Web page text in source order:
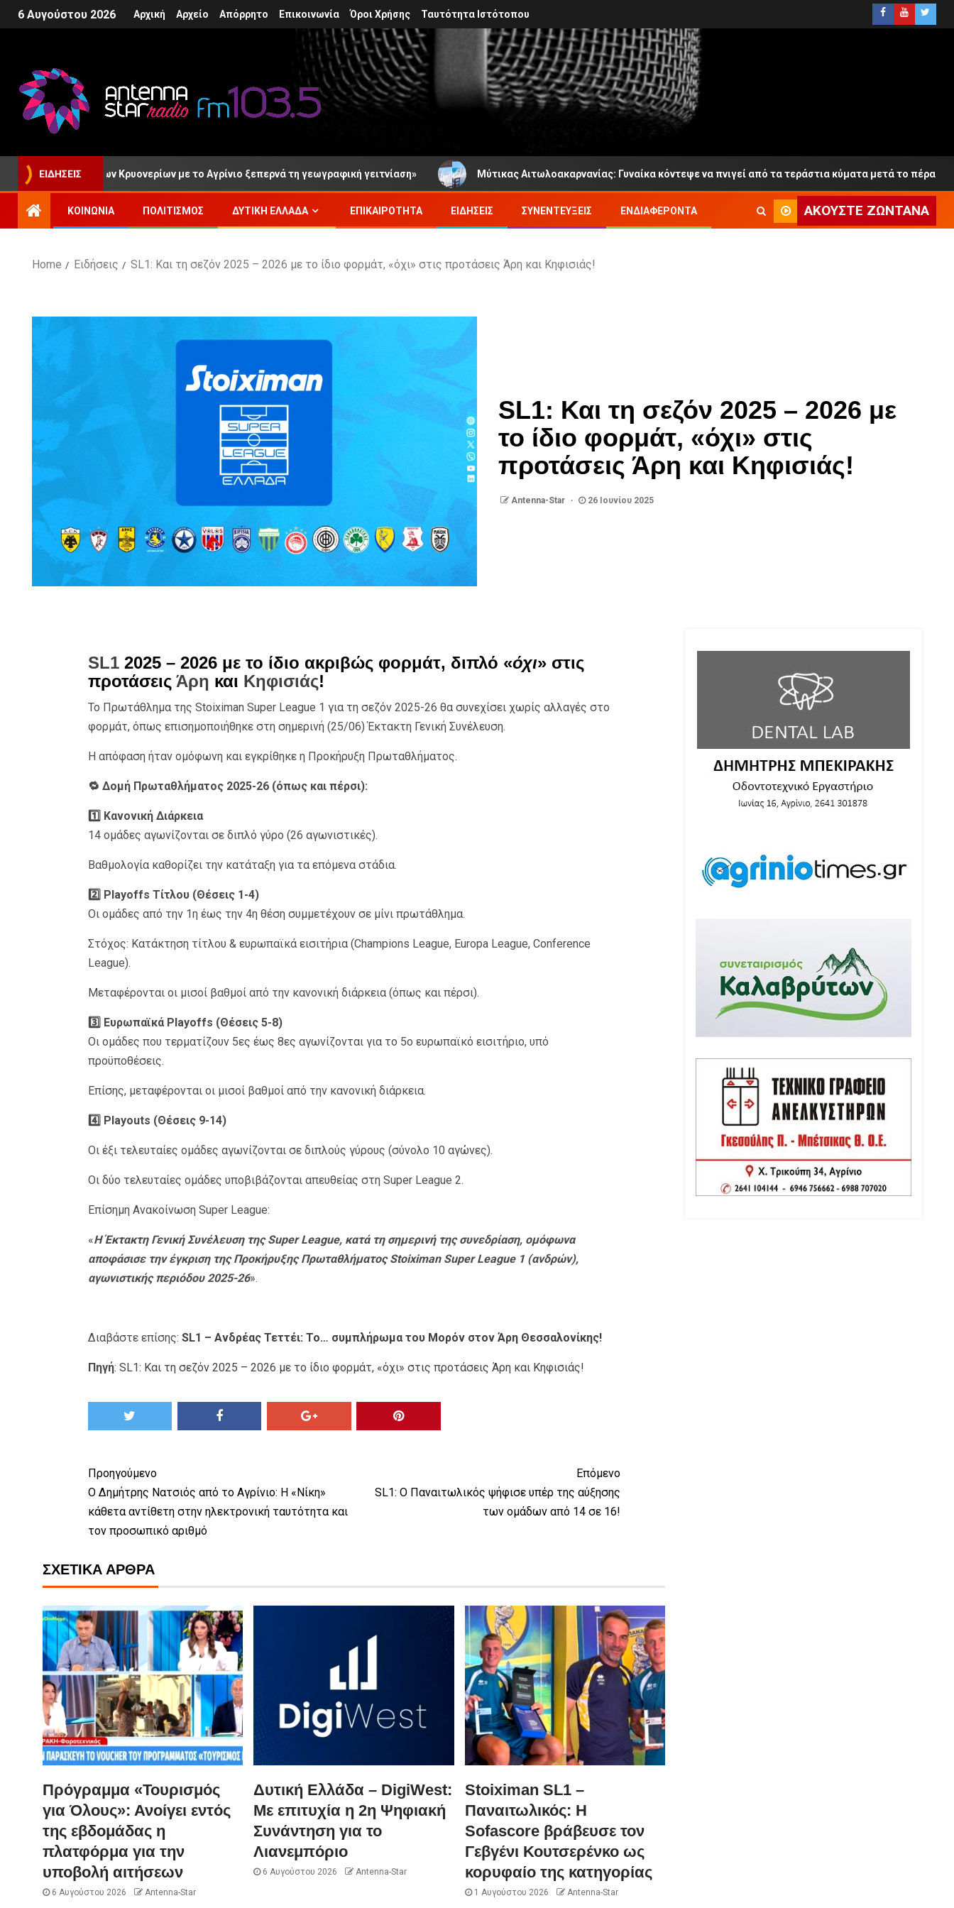
6 Αυγούστου 2026 Αρχική Αρχείο Απόρρητο Επικοινωνία Όροι Χρήσης Ταυτότητα Ιστότοπου
ΕΙΔΉΣΕΙΣ
σχέση των Κρυονερίων με το Αγρίνιο ξεπερνά τη γεωγραφική γειτνίαση» Μύτικας Αιτωλοακαρνανίας: Γυναίκα κόντεψε να πνιγεί από τα τεράστια κύματα μετά το πέρασμα
ΚΟΙΝΩΝΊΑ ΠΟΛΙΤΙΣΜΌΣ ΔΥΤΙΚΉ ΕΛΛΆΔΑ ΕΠΙΚΑΙΡΌΤΗΤΑ ΕΙΔΉΣΕΙΣ ΣΥΝΕΝΤΕΎΞΕΙΣ ΕΝΔΙΑΦΈΡΟΝΤΑ ΑΚΟΎΣΤΕ ΖΩΝΤΑΝΆ
Home Ειδήσεις SL1: Και τη σεζόν 2025 – 2026 με το ίδιο φορμάτ, «όχι» στις προτάσεις Άρη και Κηφισιάς!
SL1: Και τη σεζόν 2025 – 2026 με
το ίδιο φορμάτ, «όχι» στις
προτάσεις Άρη και Κηφισιάς!
Antenna-Star 26 Ιουνίου 2025
SL12025 – 2026 με το ίδιο ακριβώς φορμάτ, διπλό «όχι» στις
προτάσεις Άρη και Κηφισιάς!
Το Πρωτάθλημα της Stoiximan Super League 1 για τη σεζόν 2025-26 θα συνεχίσει χωρίς αλλαγές στο
φορμάτ, όπως επισημοποιήθηκε στη σημερινή (25/06) Έκτακτη Γενική Συνέλευση.
Η απόφαση ήταν ομόφωνη και εγκρίθηκε η Προκήρυξη Πρωταθλήματος.
🔁 Δομή Πρωταθλήματος 2025-26 (όπως και πέρσι):
1️⃣ Κανονική Διάρκεια
14 ομάδες αγωνίζονται σε διπλό γύρο (26 αγωνιστικές).
Βαθμολογία καθορίζει την κατάταξη για τα επόμενα στάδια.
2️⃣ Playoffs Τίτλου (Θέσεις 1-4)
Οι ομάδες από την 1η έως την 4η θέση συμμετέχουν σε μίνι πρωτάθλημα.
Στόχος: Κατάκτηση τίτλου & ευρωπαϊκά εισιτήρια (Champions League, Europa League, Conference
League).
Μεταφέρονται οι μισοί βαθμοί από την κανονική διάρκεια (όπως και πέρσι).
3️⃣ Ευρωπαϊκά Playoffs (Θέσεις 5-8)
Οι ομάδες που τερματίζουν 5ες έως 8ες αγωνίζονται για το 5ο ευρωπαϊκό εισιτήριο, υπό
προϋποθέσεις.
Επίσης, μεταφέρονται οι μισοί βαθμοί από την κανονική διάρκεια.
4️⃣ Playouts (Θέσεις 9-14)
Οι έξι τελευταίες ομάδες αγωνίζονται σε διπλούς γύρους (σύνολο 10 αγώνες).
Οι δύο τελευταίες ομάδες υποβιβάζονται απευθείας στη Super League 2.
Επίσημη Ανακοίνωση Super League:
«Η Έκτακτη Γενική Συνέλευση της Super League, κατά τη σημερινή της συνεδρίαση, ομόφωνα
αποφάσισε την έγκριση της Προκήρυξης Πρωταθλήματος Stoiximan Super League 1 (ανδρών),
αγωνιστικής περιόδου 2025-26».
Διαβάστε επίσης: SL1 – Ανδρέας Τεττέι: Το… συμπλήρωμα του Μορόν στον Άρη Θεσσαλονίκης!
Πηγή: SL1: Και τη σεζόν 2025 – 2026 με το ίδιο φορμάτ, «όχι» στις προτάσεις Άρη και Κηφισιάς!
Προηγούμενο
Ο Δημήτρης Νατσιός από το Αγρίνιο: Η «Νίκη»
κάθετα αντίθετη στην ηλεκτρονική ταυτότητα και
τον προσωπικό αριθμό
Επόμενο
SL1: Ο Παναιτωλικός ψήφισε υπέρ της αύξησης
των ομάδων από 14 σε 16!
ΣΧΕΤΙΚΆ ΆΡΘΡΑ
Πρόγραμμα «Τουρισμός
για Όλους»: Ανοίγει εντός
της εβδομάδας η
πλατφόρμα για την
υποβολή αιτήσεων
6 Αυγούστου 2026 Antenna-Star
Δυτική Ελλάδα – DigiWest:
Με επιτυχία η 2η Ψηφιακή
Συνάντηση για το
Λιανεμπόριο
6 Αυγούστου 2026 Antenna-Star
Stoiximan SL1 –
Παναιτωλικός: Η
Sofascore βράβευσε τον
Γεβγένι Κουτσερένκο ως
κορυφαίο της κατηγορίας
1 Αυγούστου 2026 Antenna-Star